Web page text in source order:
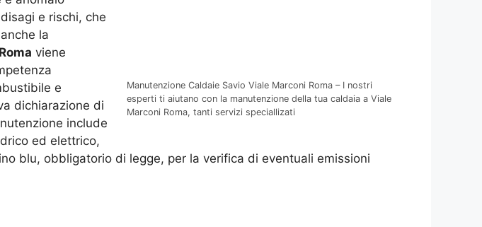
Manutenzione Caldaie Savio Viale Marconi Roma – I nostri
esperti ti aiutano con la manutenzione della tua caldaia a Viale
Marconi Roma, tanti servizi speciallizati
e rischi, che
la
viene
e
dichiarazione di
include
ed elettrico,
blu, obbligatorio di legge, per la verifica di eventuali emissioni